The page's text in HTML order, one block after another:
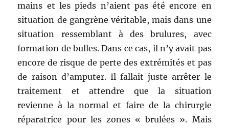
mains et les pieds n’aient pas été encore en
situation de gangrène véritable, mais dans une
situation ressemblant à des brulures, avec
formation de bulles. Dans ce cas, il n’y avait pas
encore de risque de perte des extrémités et pas
de raison d’amputer. Il fallait juste arrêter le
traitement et attendre que la situation
revienne à la normal et faire de la chirurgie
réparatrice pour les zones « brulées ». Mais